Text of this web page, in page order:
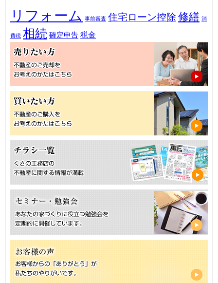
リフォーム 事前審査 住宅ローン控除 修繕 消
費税 相続 確定申告 税金